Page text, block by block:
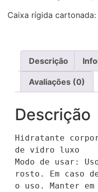
Caixa rígida cartonada:
Descrição
Avaliações (0)
Descrição
Hidratante
de vidro luxo
Modo de usar:
rosto. Em caso
o uso. Manter